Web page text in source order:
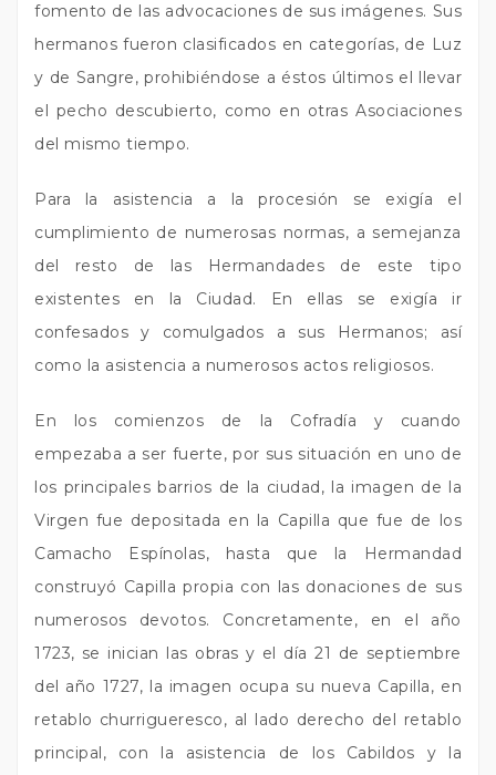
fomento de las advocaciones de sus imágenes. Sus
hermanos fueron clasificados en categorías, de Luz
y de Sangre, prohibiéndose a éstos últimos el llevar
el pecho descubierto, como en otras Asociaciones
del mismo tiempo.
Para la asistencia a la procesión se exigía el
cumplimiento de numerosas normas, a semejanza
del resto de las Hermandades de este tipo
existentes en la Ciudad. En ellas se exigía ir
confesados y comulgados a sus Hermanos; así
como la asistencia a numerosos actos religiosos.
En los comienzos de la Cofradía y cuando
empezaba a ser fuerte, por sus situación en uno de
los principales barrios de la ciudad, la imagen de la
Virgen fue depositada en la Capilla que fue de los
Camacho Espínolas, hasta que la Hermandad
construyó Capilla propia con las donaciones de sus
numerosos devotos. Concretamente, en el año
1723, se inician las obras y el día 21 de septiembre
del año 1727, la imagen ocupa su nueva Capilla, en
retablo churrigueresco, al lado derecho del retablo
principal, con la asistencia de los Cabildos y la